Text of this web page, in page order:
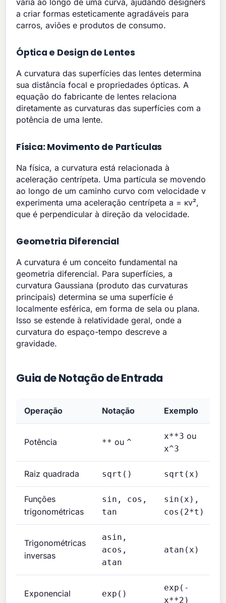
a criar formas esteticamente agradáveis para
carros, aviões e produtos de consumo.
Óptica e Design de Lentes
A curvatura das superfícies das lentes determina
sua distância focal e propriedades ópticas. A
equação do fabricante de lentes relaciona
diretamente as curvaturas das superfícies com a
potência de uma lente.
Física: Movimento de Partículas
Na física, a curvatura está relacionada à
aceleração centrípeta. Uma partícula se movendo
ao longo de um caminho curvo com velocidade v
experimenta uma aceleração centrípeta a = κv²,
que é perpendicular à direção da velocidade.
Geometria Diferencial
A curvatura é um conceito fundamental na
geometria diferencial. Para superfícies, a
curvatura Gaussiana (produto das curvaturas
principais) determina se uma superfície é
localmente esférica, em forma de sela ou plana.
Isso se estende à relatividade geral, onde a
curvatura do espaço-tempo descreve a
gravidade.
Guia de Notação de Entrada
Operação Notação Exemplo
Potência ** ou^
x**3 ou
x^3
Raiz quadrada sqrt() sqrt(x)
Funções
trigonométricas
sin, cos,
tan
sin(x),
cos(2*t)
Trigonométricas
inversas
asin,
acos,
atan
atan(x)
Exponencial exp()
exp(-
x**2)